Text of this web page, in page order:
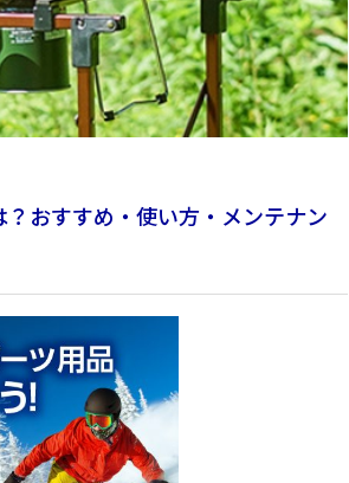
おすすめ・使い方・メンテナン